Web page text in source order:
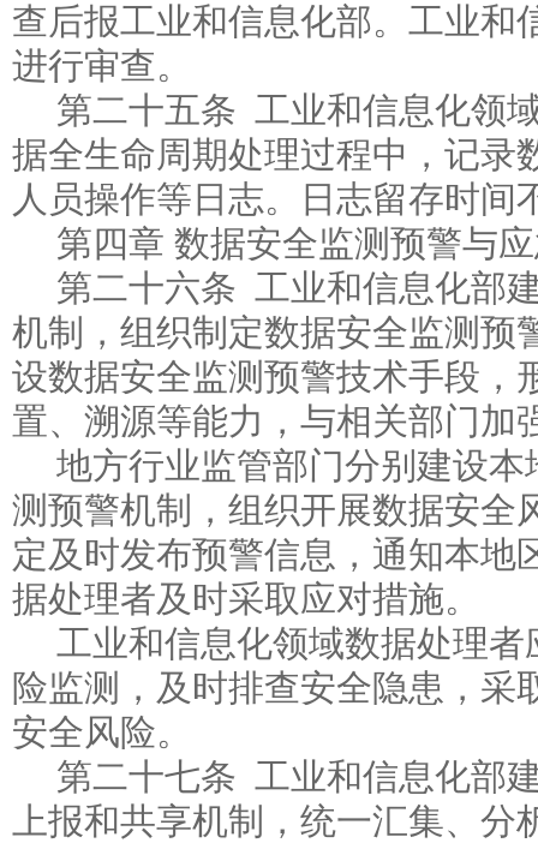
查后报工业和信息化部。工业和
进行审查。
第二十五条 工业和信息化领
据全生命周期处理过程中，记录
人员操作等日志。日志留存时间
第四章 数据安全监测预警与
第二十六条 工业和信息化部
机制，组织制定数据安全监测预
设数据安全监测预警技术手段，
置、溯源等能力，与相关部门加
地方行业监管部门分别建设
测预警机制，组织开展数据安全
定及时发布预警信息，通知本地
据处理者及时采取应对措施。
工业和信息化领域数据处理
险监测，及时排查安全隐患，采
安全风险。
第二十七条 工业和信息化部
上报和共享机制，统一汇集、分